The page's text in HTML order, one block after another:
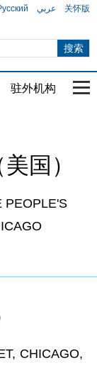
عربي 关怀版
驻外机构 国
国）
PEOPLE'S
CHICAGO,